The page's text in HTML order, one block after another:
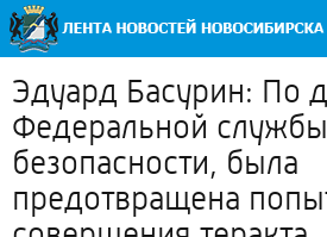
Эдуард Басурин: По
Федеральной службы
безопасности, была
предотвращена